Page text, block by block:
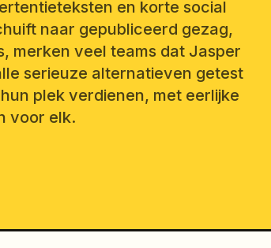
en korte social
naar gepubliceerd gezag,
merken veel teams dat Jasper
serieuze alternatieven getest
plek verdienen, met eerlijke
voor elk.